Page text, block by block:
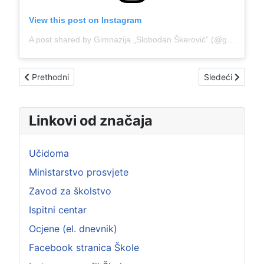
View this post on Instagram
A post shared by Gimnazija „Slobodan Škerović” (@gimnazijaslobodanskerovic)
Prethodni članak: НАШИ УЧЕНИЦИ У ИНКЛУЗИВНОЈ
Prethodni Sledeći
Sledeći
Linkovi od značaja
Učidoma
Ministarstvo prosvjete
Zavod za školstvo
Ispitni centar
Ocjene (el. dnevnik)
Facebook stranica Škole